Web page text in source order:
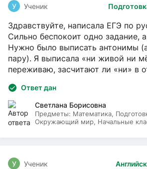
У Ученик
Здравствуйте, написала ЕГЭ по
Сильно беспокоит одно задание,
Нужно было выписать антонимы
пару). Я выписала «ни живой ни
переживаю, засчитают ли «ни» в
Ответ дан
Светлана Борисовна
Предметы: Математика,
Окружающий мир, Начальные
У Ученик